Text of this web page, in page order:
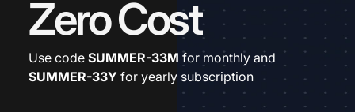
Zero Cost
Use code SUMMER-33M for monthly and
SUMMER-33Y for yearly subscription